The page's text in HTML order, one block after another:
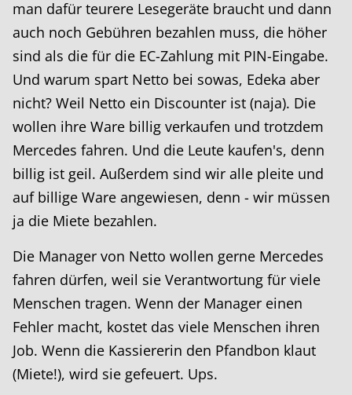
man dafür teurere Lesegeräte braucht und dann
auch noch Gebühren bezahlen muss, die höher
sind als die für die EC-Zahlung mit PIN-Eingabe.
Und warum spart Netto bei sowas, Edeka aber
nicht? Weil Netto ein Discounter ist (naja). Die
wollen ihre Ware billig verkaufen und trotzdem
Mercedes fahren. Und die Leute kaufen's, denn
billig ist geil. Außerdem sind wir alle pleite und
auf billige Ware angewiesen, denn - wir müssen
ja die Miete bezahlen.
Die Manager von Netto wollen gerne Mercedes
fahren dürfen, weil sie Verantwortung für viele
Menschen tragen. Wenn der Manager einen
Fehler macht, kostet das viele Menschen ihren
Job. Wenn die Kassiererin den Pfandbon klaut
(Miete!), wird sie gefeuert. Ups.